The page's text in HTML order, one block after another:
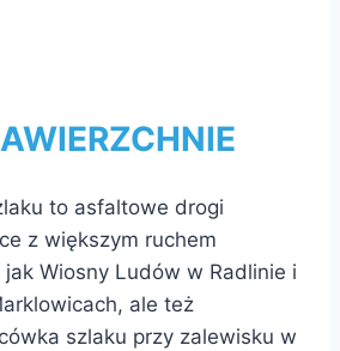
to asfaltowe drogi
z większym ruchem
Wiosny Ludów w Radlinie i
ale też
szlaku przy zalewisku w